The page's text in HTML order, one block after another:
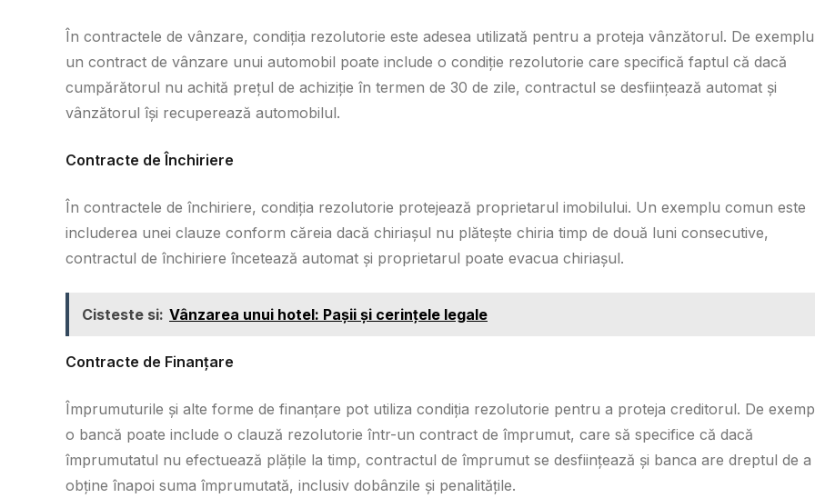
În contractele de vânzare, condiția rezolutorie este adesea utilizată pentru a proteja vânzătorul. De
un contract de vânzare unui automobil poate include o condiție rezolutorie care specifică faptul că dacă
cumpărătorul nu achită prețul de achiziție în termen de 30 de zile, contractul se desființează automat și
vânzătorul își recuperează automobilul.
Contracte de Închiriere
În contractele de închiriere, condiția rezolutorie protejează proprietarul imobilului. Un exemplu comun este
includerea unei clauze conform căreia dacă chiriașul nu plătește chiria timp de două luni consecutive,
contractul de închiriere încetează automat și proprietarul poate evacua chiriașul.
Cisteste si: Vânzarea unui hotel: Pașii și cerințele legale
Contracte de Finanțare
Împrumuturile și alte forme de finanțare pot utiliza condiția rezolutorie pentru a proteja creditorul. De
o bancă poate include o clauză rezolutorie într-un contract de împrumut, care să specifice că dacă
împrumutatul nu efectuează plățile la timp, contractul de împrumut se desființează și banca are dreptul de a
obține înapoi suma împrumutată, inclusiv dobânzile și penalitățile.